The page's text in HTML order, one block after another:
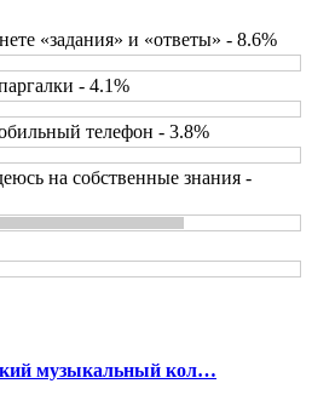
«задания» и «ответы» - 8.6%
- 4.1%
телефон - 3.8%
на собственные знания -
музыкальный кол…